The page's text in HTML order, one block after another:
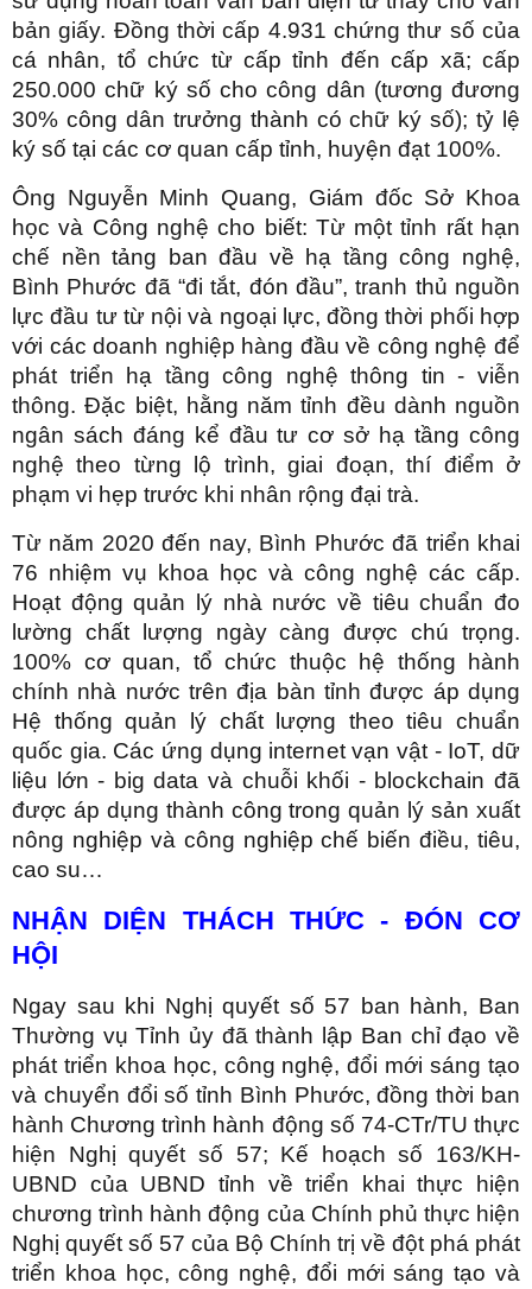
bản giấy. Đồng thời cấp 4.931 chứng thư số của
cá nhân, tổ chức từ cấp tỉnh đến cấp xã; cấp
250.000 chữ ký số cho công dân (tương đương
30% công dân trưởng thành có chữ ký số); tỷ lệ
ký số tại các cơ quan cấp tỉnh, huyện đạt 100%.
Ông Nguyễn Minh Quang, Giám đốc Sở Khoa
học và Công nghệ cho biết: Từ một tỉnh rất hạn
chế nền tảng ban đầu về hạ tầng công nghệ,
Bình Phước đã “đi tắt, đón đầu”, tranh thủ nguồn
lực đầu tư từ nội và ngoại lực, đồng thời phối hợp
với các doanh nghiệp hàng đầu về công nghệ để
phát triển hạ tầng công nghệ thông tin - viễn
thông. Đặc biệt, hằng năm tỉnh đều dành nguồn
ngân sách đáng kể đầu tư cơ sở hạ tầng công
nghệ theo từng lộ trình, giai đoạn, thí điểm ở
phạm vi hẹp trước khi nhân rộng đại trà.
Từ năm 2020 đến nay, Bình Phước đã triển khai
76 nhiệm vụ khoa học và công nghệ các cấp.
Hoạt động quản lý nhà nước về tiêu chuẩn đo
lường chất lượng ngày càng được chú trọng.
100% cơ quan, tổ chức thuộc hệ thống hành
chính nhà nước trên địa bàn tỉnh được áp dụng
Hệ thống quản lý chất lượng theo tiêu chuẩn
quốc gia. Các ứng dụng internet vạn vật - IoT, dữ
liệu lớn - big data và chuỗi khối - blockchain đã
được áp dụng thành công trong quản lý sản xuất
nông nghiệp và công nghiệp chế biến điều, tiêu,
cao su…
NHẬN DIỆN THÁCH THỨC - ĐÓN CƠ
HỘI
Ngay sau khi Nghị quyết số 57 ban hành, Ban
Thường vụ Tỉnh ủy đã thành lập Ban chỉ đạo về
phát triển khoa học, công nghệ, đổi mới sáng tạo
và chuyển đổi số tỉnh Bình Phước, đồng thời ban
hành Chương trình hành động số 74-CTr/TU thực
hiện Nghị quyết số 57; Kế hoạch số 163/KH-
UBND của UBND tỉnh về triển khai thực hiện
chương trình hành động của Chính phủ thực hiện
Nghị quyết số 57 của Bộ Chính trị về đột phá phát
triển khoa học, công nghệ, đổi mới sáng tạo và